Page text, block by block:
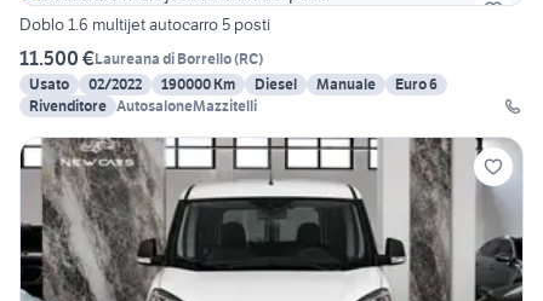
Doblo 1.6 multijet autocarro 5 posti
11.500 €Laureana di Borrello(RC)
Usato
02/2022 190000 Km Diesel Manuale
Euro 6
Rivenditore AutosaloneMazzitelli